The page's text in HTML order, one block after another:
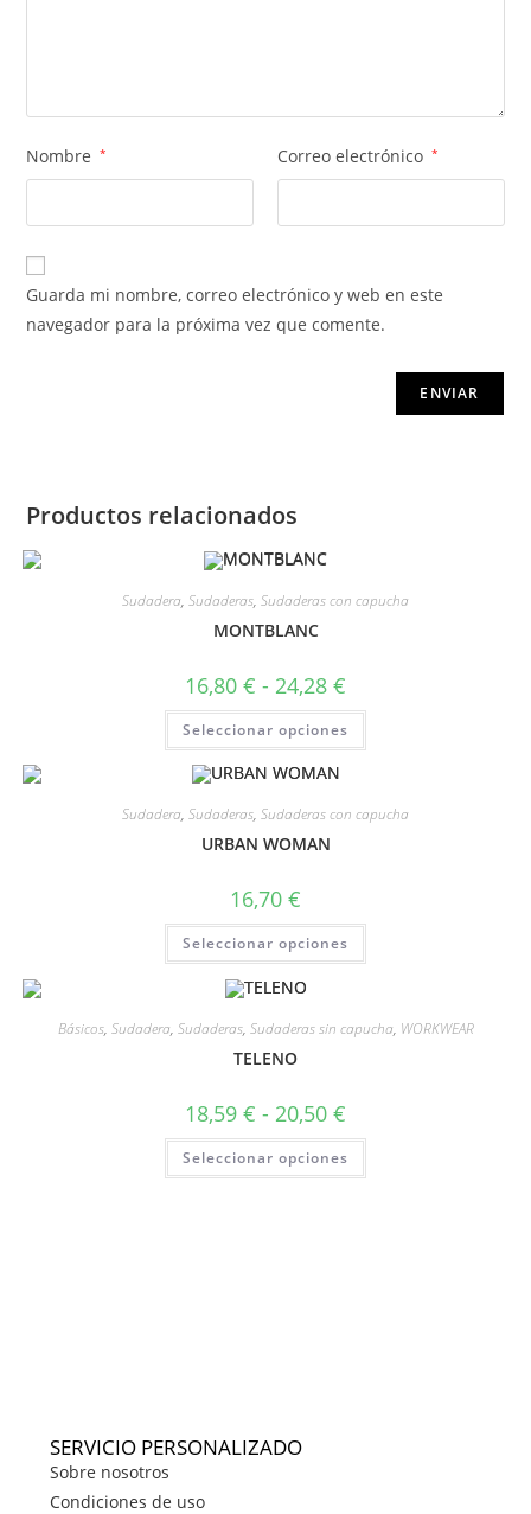
Nombre * Correo electrónico *
Guarda mi nombre, correo electrónico y web en este
navegador para la próxima vez que comente.
Productos relacionados
Sudadera, Sudaderas, Sudaderas con capucha
MONTBLANC
16,80 € - 24,28 €
Seleccionar opciones
Sudadera, Sudaderas, Sudaderas con capucha
URBAN WOMAN
16,70 €
Seleccionar opciones
Básicos, Sudadera, Sudaderas, Sudaderas sin capucha, WORKWEAR
TELENO
18,59 € - 20,50 €
Seleccionar opciones
SERVICIO PERSONALIZADO
Sobre nosotros
Condiciones de uso